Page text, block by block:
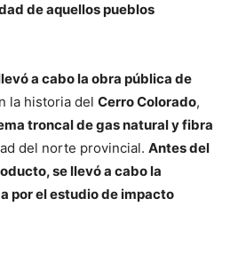
de aquellos pueblos
a cabo la obra pública de
la historia del Cerro Colorado,
troncal de gas natural y fibra
del norte provincial. Antes del
se llevó a cabo la
por el estudio de impacto